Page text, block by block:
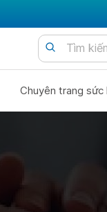
Chuyên trang sức